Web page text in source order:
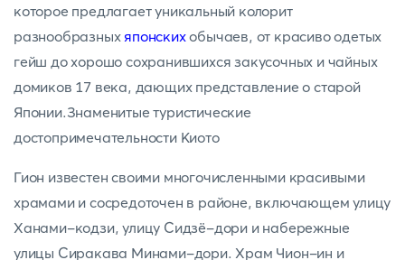
которое предлагает уникальный колорит
разнообразныхяпонскихобычаев, от красиво одетых
гейш до хорошо сохранившихся закусочных и чайных
домиков 17 века, дающих представление о старой
Японии.Знаменитые туристические
достопримечательности Киото
Гион известен своими многочисленными красивыми
храмами и сосредоточен в районе, включающем улицу
Ханами-кодзи, улицу Сидзё-дори и набережные
улицы Сиракава Минами-дори. Храм Чион-ин и